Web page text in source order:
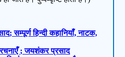
सम्पूर्ण हिन्दी कहानियाँ, नाटक,
रचनाएँ ; जयशंकर प्रसाद